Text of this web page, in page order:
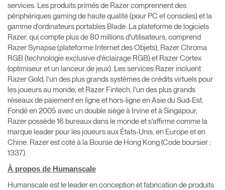
services. Les produits primés de Razer comprennent des
périphériques gaming de haute qualité (pour PC et consoles) et la
gamme d'ordinateurs portables Blade. La plateforme de logiciels
Razer, qui compte plus de 80 millions d'utilisateurs, comprend
Razer Synapse (plateforme Internet des Objets), Razer Chroma
RGB (technologie exclusive d'éclairage RGB) et Razer Cortex
(optimiseur et un lanceur de jeux). Les services Razer incluent
Razer Gold, l'un des plus grands systèmes de crédits virtuels pour
les joueurs au monde, et Razer Fintech, l'un des plus grands
réseaux de paiement en ligne et hors-ligne en Asie du Sud-Est.
Fondé en 2005 avec un double siège à Irvine et à Singapour,
Razer possède 16 bureaux dans le monde et s'affirme comme la
marque leader pour les joueurs aux États-Unis, en Europe et en
Chine. Razer est coté à la Bourse de Hong Kong (Code boursier :
1337).
À propos de Humanscale
Humanscale est le leader en conception et fabrication de produits